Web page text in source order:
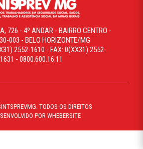
726 - 4º ANDAR - BAIRRO CENTRO -
003 - BELO HORIZONTE/MG
2552-1610 - FAX: 0(XX31) 2552-
1631 - 0800.600.16.11
TODOS OS DIREITOS
POR WHEBERSITE